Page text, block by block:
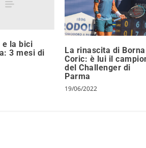
e la bici
3 mesi di
La rinascita di Borna
Coric: è lui il
del Challenger di
Parma
19/06/2022